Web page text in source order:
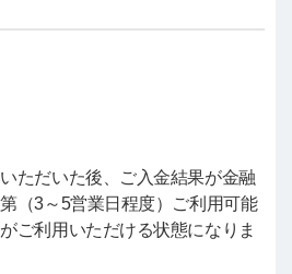
ただいた後、ご入金結果が金融
（3～5営業日程度）ご利用可能
ご利用いただける状態になりま